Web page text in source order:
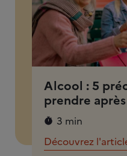
Alcool : 5
prendre
3 min
Découvrez